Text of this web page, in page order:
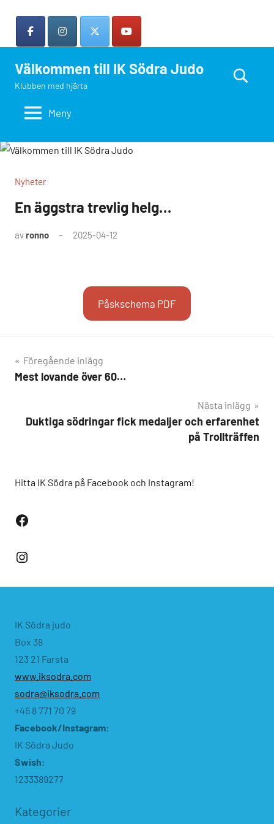
innehåll
Välkommen till IK Södra Judo
Klubben med hjärta
Meny
Nyheter
En äggstra trevlig helg…
avronno 2025-04-12
Påskschema PDF
Inläggsnavigering
Föregående inlägg
Mest lovande över 60…
Nästa inlägg
Duktiga södringar fick medaljer och erfarenhet
på Trollträffen
Hitta IK Södra på Facebook och Instagram!
Facebook
Instagram
IK Södra judo
Box 38
123 21 Farsta
www.iksodra.com
sodra@iksodra.com
+46 8 771 70 79
Facebook/Instagram:
IK Södra Judo
Swish:
1233389277
Kategorier